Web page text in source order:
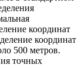
координат
координат
500 метров.
точных